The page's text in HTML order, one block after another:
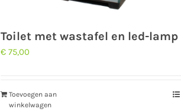
Toilet met wastafel en led-lamp
€75,00
Toevoegen aan
winkelwagen